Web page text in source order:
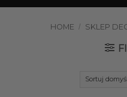
HOME / SKLEP